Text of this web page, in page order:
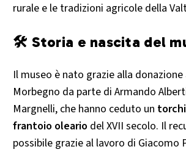
rurale e le tradizioni agricole della
🛠 Storia e nascita del
Il museo è nato grazie alla donazione
Morbegno da parte di Armando
Margnelli, che hanno ceduto un
frantoio oleario del XVII secolo. Il
possibile grazie al lavoro di Giacomo